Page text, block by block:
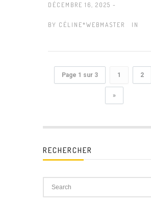
DÉCEMBRE 16, 2025 -
BY CÉLINE*WEBMASTER IN
Page 1 sur 3 1 2
»
RECHERCHER